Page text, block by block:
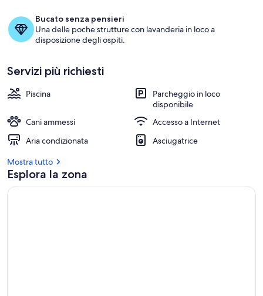
Bucato senza pensieri
Una delle poche strutture con lavanderia in loco a
disposizione degli ospiti.
Servizi più richiesti
Piscina
Parcheggio in loco
disponibile
Cani ammessi
Accesso a Internet
Aria condizionata
Asciugatrice
Mostra tutto
Esplora la zona